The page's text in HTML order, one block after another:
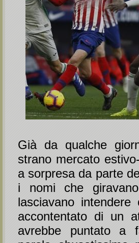
Già da qualche
strano mercato
a sorpresa da parte
i nomi che
lasciavano
accontentato di un
avrebbe puntato a